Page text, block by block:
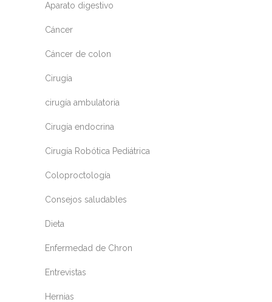
Aparato digestivo
Cáncer
Cáncer de colon
Cirugía
cirugía ambulatoria
Cirugía endocrina
Cirugía Robótica Pediátrica
Coloproctología
Consejos saludables
Dieta
Enfermedad de Chron
Entrevistas
Hernias